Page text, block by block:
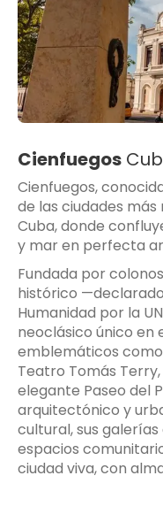
Cienfuegos
Cienfuegos,
de las ciudades
Cuba, donde
y mar en perfecta
Fundada por
histórico
Humanidad por la
neoclásico único en
emblemáticos
Teatro Tomás
elegante Paseo del
arquitectónico y
cultural, sus
espacios
ciudad viva, con